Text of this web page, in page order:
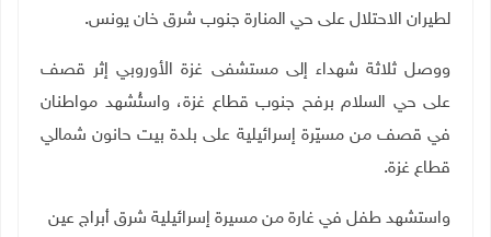
لطيران الاحتلال على حي المنارة جنوب شرق خان يونس.
ووصل ثلاثة شهداء إلى مستشفى غزة الأوروبي إثر قصف
على حي السلام برفح جنوب قطاع غزة، واستُشهد مواطنان
في قصف من مسيّرة إسرائيلية على بلدة بيت حانون شمالي
قطاع غزة.
واستشهد طفل في غارة من مسيرة إسرائيلية شرق أبراج عين